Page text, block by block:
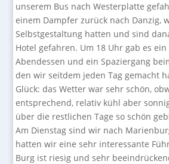
unserem Bus nach Westerplatte
einem Dampfer zurück nach Danzig,
Selbstgestaltung hatten und sind
Hotel gefahren. Um 18 Uhr gab es ein
Abendessen und ein Spaziergang
den wir seitdem jeden Tag gemacht
Glück: das Wetter war sehr schön,
entsprechend, relativ kühl aber
über die restlichen Tage so schön
Am Dienstag sind wir nach
hatten wir eine sehr interessante
Burg ist riesig und sehr